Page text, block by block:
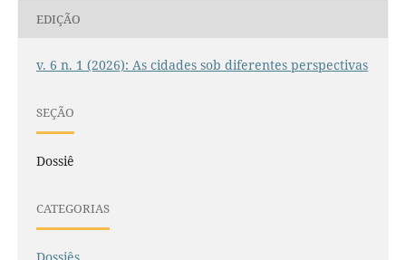
EDIÇÃO
v. 6 n. 1 (2026): As cidades sob diferentes perspectivas
SEÇÃO
Dossiê
CATEGORIAS